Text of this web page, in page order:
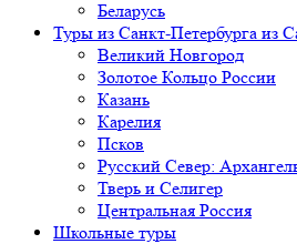
Беларусь
Туры из Санкт-Петербурга из
Великий Новгород
Золотое Кольцо России
Казань
Карелия
Псков
Русский Север:
Тверь и Селигер
Центральная Россия
Школьные туры